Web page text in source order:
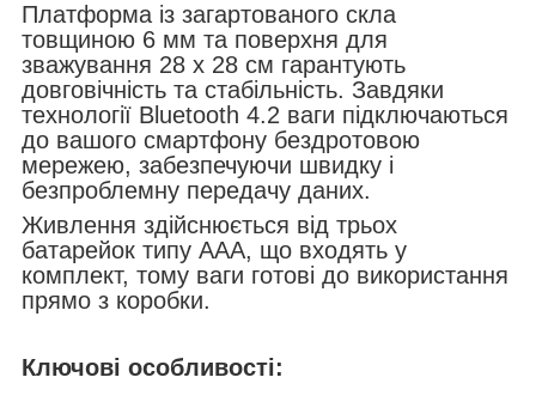
Платформа із загартованого скла
товщиною 6 мм та поверхня для
зважування 28 х 28 см гарантують
довговічність та стабільність. Завдяки
технології Bluetooth 4.2 ваги підключаються
до вашого смартфону бездротовою
мережею, забезпечуючи швидку і
безпроблемну передачу даних.
Живлення здійснюється від трьох
батарейок типу ААА, що входять у
комплект, тому ваги готові до використання
прямо з коробки.
Ключові особливості: